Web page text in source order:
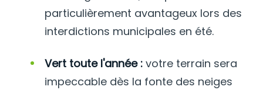
particulièrement avantageux lors des
interdictions municipales en été.
Vert toute l'année : votre terrain sera
impeccable dès la fonte des neiges